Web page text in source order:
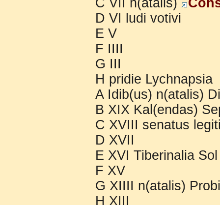
C VII n(atalis)
D VI ludi votivi
E V
F IIII
G III
H pridie Lychnapsia
A Idib(us) n(atalis)
B XIX Kal(endas)
C XVIII senatus
D XVII
E XVI Tiberinalia
F XV
G XIIII n(atalis)
H XIII